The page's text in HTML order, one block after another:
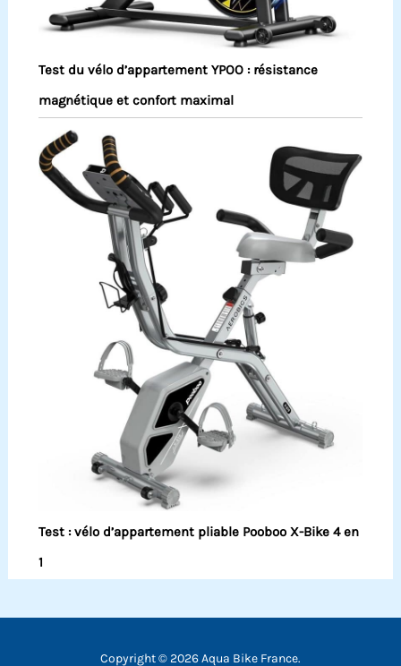
Test du vélo d’appartement YPOO : résistance
magnétique et confort maximal
Test : vélo d’appartement pliable Pooboo X-Bike 4 en
1
Copyright © 2026 Aqua Bike France.